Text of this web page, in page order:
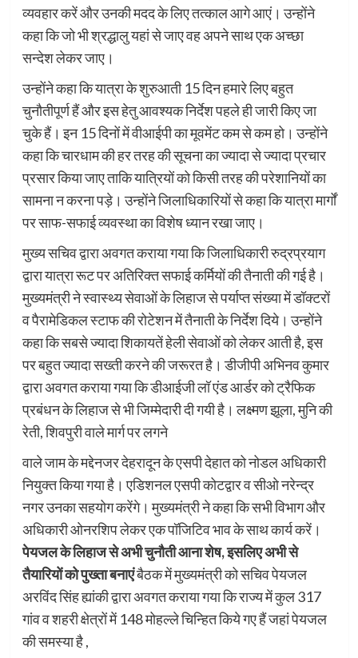
व्यवहार करें और उनकी मदद के लिए तत्काल आगे आएं। उन्होंने
कहा कि जो भी श्रद्धालु यहां से जाए वह अपने साथ एक अच्छा
सन्देश लेकर जाए।
उन्होंने कहा कि यात्रा के शुरुआती 15 दिन हमारे लिए बहुत
चुनौतीपूर्ण हैं और इस हेतु आवश्यक निर्देश पहले ही जारी किए जा
चुके हैं। इन 15 दिनों में वीआईपी का मूवमेंट कम से कम हो। उन्होंने
कहा कि चारधाम की हर तरह की सूचना का ज्यादा से ज्यादा प्रचार
प्रसार किया जाए ताकि यात्रियों को किसी तरह की परेशानियों का
सामना न करना पड़े। उन्होंने जिलाधिकारियों से कहा कि यात्रा मार्गों
पर साफ-सफाई व्यवस्था का विशेष ध्यान रखा जाए।
मुख्य सचिव द्वारा अवगत कराया गया कि जिलाधिकारी रुद्रप्रयाग
द्वारा यात्रा रूट पर अतिरिक्त सफाई कर्मियों की तैनाती की गई है।
मुख्यमंत्री ने स्वास्थ्य सेवाओं के लिहाज से पर्याप्त संख्या में डॉक्टरों
व पैरामेडिकल स्टाफ की रोटेशन में तैनाती के निर्देश दिये। उन्होंने
कहा कि सबसे ज्यादा शिकायतें हेली सेवाओं को लेकर आती है, इस
पर बहुत ज्यादा सख्ती करने की जरूरत है। डीजीपी अभिनव कुमार
द्वारा अवगत कराया गया कि डीआईजी लॉ एंड आर्डर को ट्रैफिक
प्रबंधन के लिहाज से भी जिम्मेदारी दी गयी है। लक्ष्मण झूला, मुनि की
रेती, शिवपुरी वाले मार्ग पर लगने
वाले जाम के मद्देनजर देहरादून के एसपी देहात को नोडल अधिकारी
नियुक्त किया गया है। एडिशनल एसपी कोटद्वार व सीओ नरेन्द्र
नगर उनका सहयोग करेंगे। मुख्यमंत्री ने कहा कि सभी विभाग और
अधिकारी ओनरशिप लेकर एक पॉजिटिव भाव के साथ कार्य करें।
पेयजल के लिहाज से अभी चुनौती आना शेष, इसलिए अभी से
तैयारियों को पुख्ता बनाएंबैठक में मुख्यमंत्री को सचिव पेयजल
अरविंद सिंह ह्यांकी द्वारा अवगत कराया गया कि राज्य में कुल 317
गांव व शहरी क्षेत्रों में 148 मोहल्ले चिन्हित किये गए हैं जहां पेयजल
की समस्या है ,